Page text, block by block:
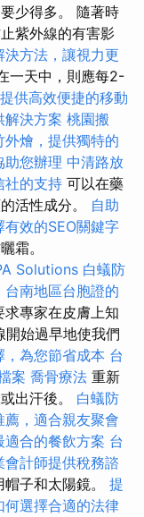
少得多。 隨著時
紫外線的有害影
決方法，讓視力更
一天中，則應每2-
供高效便捷的移動
解決方案 桃園搬
外燴，提供獨特的
助您辦理 中清路放
社的支持 可以在藥
活性成分。 自助
有效的SEO關鍵字
霜。
Solutions 白蟻防
台南地區台胞證的
專家在皮膚上知
始過早地使我們
為您節省成本 台
案 喬骨療法 重新
出汗後。 白蟻防
薦，適合親友聚會
合的餐飲方案 台
會計師提供稅務諮
子和太陽鏡。 提
何選擇合適的法律